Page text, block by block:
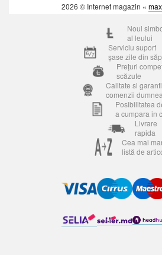
2026 © Internet magazin «
Noul
al leului
Serviciu suport
șase zile din
Prețuri
scăzute
Calitate si
comenzii
Posibilitatea
a cumpara in
Livrare
rapida
Cea mai
listă de